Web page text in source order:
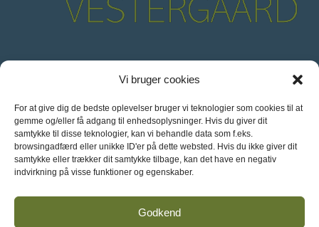
Vi bruger cookies
For at give dig de bedste oplevelser bruger vi teknologier som cookies til at
gemme og/eller få adgang til enhedsoplysninger. Hvis du giver dit
samtykke til disse teknologier, kan vi behandle data som f.eks.
browsingadfærd eller unikke ID'er på dette websted. Hvis du ikke giver dit
samtykke eller trækker dit samtykke tilbage, kan det have en negativ
indvirkning på visse funktioner og egenskaber.
Godkend
Annemarie Vestergaard
Coach & Terapeut
Balskildevej 8
8355 Solbjerg
Tel: +45 53 30 22 47